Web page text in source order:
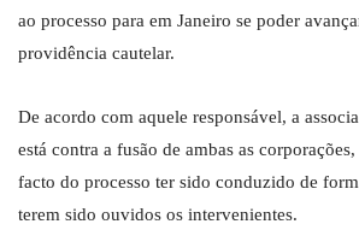
ao processo para em Janeiro se poder
providência cautelar.
De acordo com aquele responsável, a
está contra a fusão de ambas as
facto do processo ter sido conduzido de
terem sido ouvidos os intervenientes.